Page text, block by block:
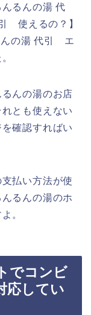
るんの湯 代
使えるの？】
んの湯 代引 エ
んの湯のお店
とも使えない
確認すればい
払い方法が使
るんの湯のホ
。
でコンビ
応してい